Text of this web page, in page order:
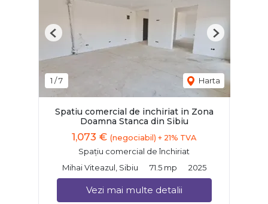
1 /7 Harta
Previous Next
Spatiu comercial de inchiriat in Zona
Doamna Stanca din Sibiu
1,073 € (negociabil) + 21% TVA
Spațiu comercial de închiriat
Mihai Viteazul, Sibiu
71.5 mp 2025
Vezi mai multe detalii